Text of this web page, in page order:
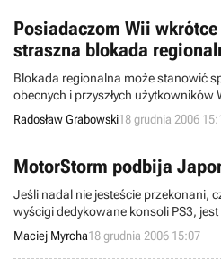
jakim cieszą się oba dema produktu
Xbox Live Marketplace.
Posiadaczom Wii
straszna blokada
Blokada regionalna może stanowić
obecnych i przyszłych
ona np. uruchamianie na konsoli
Japonii. Naprzeciw oczekiwaniom
szczęście wyjść brytyjska firma
nowej wersji swojego produktu o
Radosław Grabowski18 grudnia 2006
MotorStorm podbija
Jeśli nadal nie jesteście przekonani,
wyścigi dedykowane konsoli PS3,
Wodę, w kierunku Japonii. Tamtejsi
wspomniana gra jest pozycją wręcz
Maciej Myrcha18 grudnia 2006 15:07